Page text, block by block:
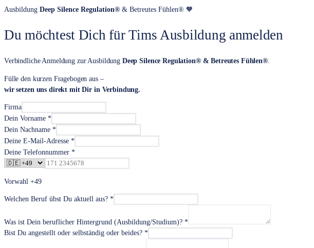
Ausbildung Deep Silence Regulation® & Betreutes Fühlen® 🧡
Du möchtest Dich für Tims Ausbildung anmelden
Verbindliche Anmeldung zur Ausbildung Deep Silence Regulation® & Betreutes Fühlen®.
Fülle den kurzen Fragebogen aus –
wir setzen uns direkt mit Dir in Verbindung.
Firma
Dein Vorname *
Dein Nachname *
Deine E-Mail-Adresse *
Deine Telefonnummer *
Vorwahl +49
Welchen Beruf übst Du aktuell aus? *
Was ist Dein beruflicher Hintergrund (Ausbildung/Studium)? *
Bist Du angestellt oder selbständig oder beides? *